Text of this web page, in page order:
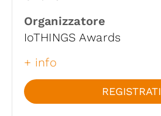
Organizzatore
IoTHINGS Awards
+ info
REGISTRATI